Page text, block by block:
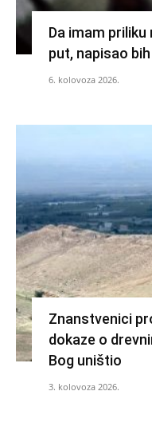
Da imam
put, napisao
6. kolovoza 2026.
Znanstvenici
dokaze o
Bog uništio
3. kolovoza 2026.